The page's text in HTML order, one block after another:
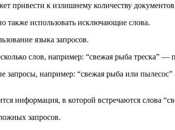
привести к излишнему количеству
также использовать исключающие слова.
языка запросов.
слов, например: “свежая рыба треска” —
запросы, например: “свежая рыба или
информация, в которой встречаются слова
запросов.